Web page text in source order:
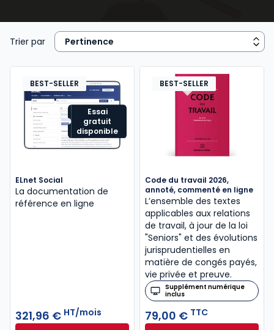
embauche (rédaction d’une promesse
d’embauche, ducontrat de travail
- gérer etsuivre l’activité, letemps de travail, les
absences et lescongés des salariésen élaborant,
au besoin des tableaux de bord sociaux;
- d’une façon générale, garantir l’application de la
législation etréglementation sociales
prévention des risques professionnels,
procédure de licenciement,négociation d’une
rupture conventionnelle
, autrerupture de
- et assurer des relations sereines avec les
organismes extérieurs à l’entreprise(DIRECCTE,
Urssaf, Médecin du travail, Mutuelle…).
Trier par
Essai
gratuit
disponible
BEST-SELLER
ELnet Social
La documentation de
référence en ligne
321,96 € HT/mois
BEST-SELLER
Code du travail 2026,
annoté, commenté en ligne
L’ensemble des textes
applicables aux relations
de travail, à jour de la loi
"Seniors" et des évolutions
jurisprudentielles en
matière de congés payés,
vie privée et preuve.
Supplément numérique
inclus
79,00 € TTC